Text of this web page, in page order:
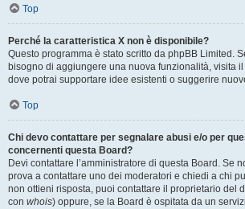
Top
Perché la caratteristica X non è disponibile?
Questo programma è stato scritto da phpBB Limited.
bisogno di aggiungere una nuova funzionalità, visita il
dove potrai supportare idee esistenti o suggerire
Top
Chi devo contattare per segnalare abusi e/o per
concernenti questa Board?
Devi contattare l’amministratore di questa Board. Se
prova a contattare uno dei moderatori e chiedi a chi
non ottieni risposta, puoi contattare il proprietario del
con whois) oppure, se la Board è ospitata da un